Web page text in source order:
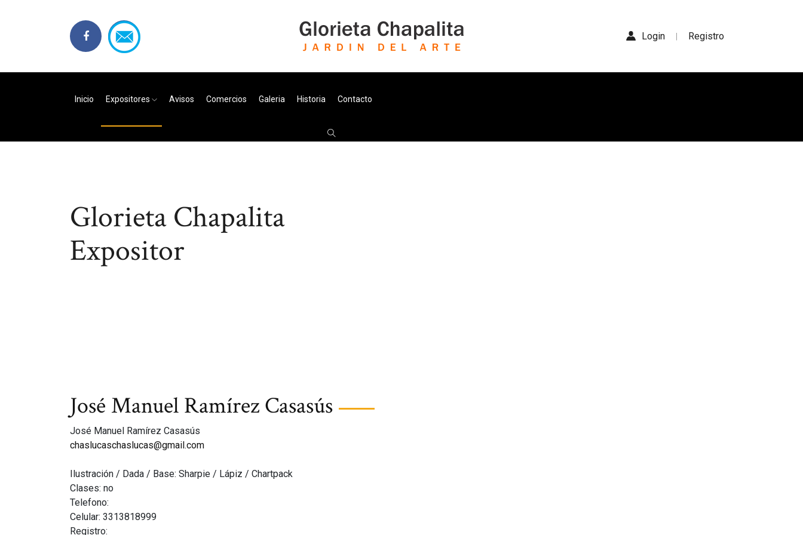
Login Registro
Inicio Expositores Avisos Comercios Galeria Historia Contacto
Glorieta Chapalita
Expositor
José Manuel Ramírez Casasús
José Manuel Ramírez Casasús
chaslucaschaslucas@gmail.com
Ilustración / Dada / Base: Sharpie / Lápiz / Chartpack
Clases: no
Telefono:
Celular: 3313818999
Registro: